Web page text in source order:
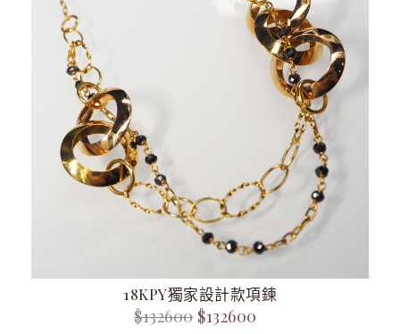
18KPY獨家設計款項鍊
$132600 $132600